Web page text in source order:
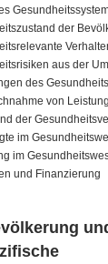
der
aus der
des
von
der
im
im
und Finanzierung